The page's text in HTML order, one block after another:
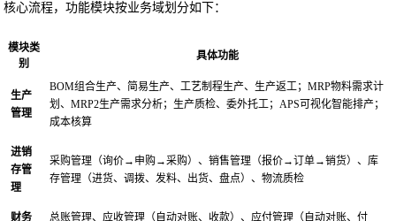
核心流程，功能模块按业务域划分如下：
模块类
别
具体功能
生产
管理
BOM组合生产、简易生产、工艺制程生产、生产返工；MRP物料需求计
划、MRP2生产需求分析；生产质检、委外托工；APS可视化智能排产；
成本核算
进销
存管
理
采购管理（询价→申购→采购）、销售管理（报价→订单→销货）、库
存管理（进货、调拨、发料、出货、盘点）、物流质检
财务
总账管理、应收管理（自动对账、收款）、应付管理（自动对账、付